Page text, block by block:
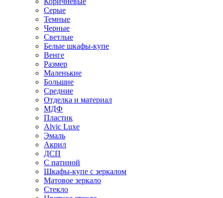
Серые
Темные
Черные
Светлые
Белые шкафы-купе
Венге
Размер
Маленькие
Большие
Средние
Отделка и материал
МДФ
Пластик
Alvic Luxe
Эмаль
Акрил
ДСП
С патиной
Шкафы-купе с зеркалом
Матовое зеркало
Стекло